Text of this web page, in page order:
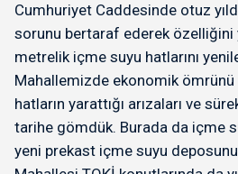
Cumhuriyet Caddesinde otuz
sorunu bertaraf ederek
metrelik içme suyu hatlarını
Mahallemizde ekonomik
hatların yarattığı arızaları ve
tarihe gömdük. Burada da içme
yeni prekast içme suyu